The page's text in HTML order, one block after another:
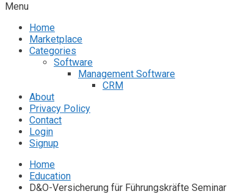
Menu
Home
Marketplace
Categories
Software
Management Software
CRM
About
Privacy Policy
Contact
Login
Signup
Home
Education
D&O-Versicherung für Führungskräfte Seminar